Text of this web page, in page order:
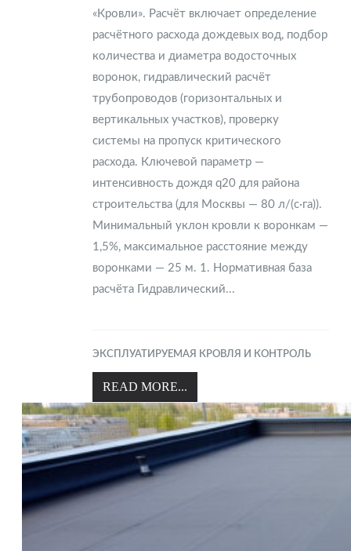
«Кровли». Расчёт включает определение
расчётного расхода дождевых вод, подбор
количества и диаметра водосточных
воронок, гидравлический расчёт
трубопроводов (горизонтальных и
вертикальных участков), проверку
системы на пропуск критического
расхода. Ключевой параметр —
интенсивность дождя q20 для района
строительства (для Москвы — 80 л/(с·га)).
Минимальный уклон кровли к воронкам —
1,5%, максимальное расстояние между
воронками — 25 м. 1. Нормативная база
расчёта Гидравлический...
ЭКСПЛУАТИРУЕМАЯ КРОВЛЯ И КОНТРОЛЬ
READ MORE...